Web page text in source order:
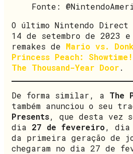
Fonte:
O último Nintendo Direct
14 de setembro de 2023
remakes de Mario vs.
Princess Peach: Showtime!
The Thousand-Year Door.
De forma similar, a The
também anunciou o seu
Presents, que desta vez
dia 27 de fevereiro, dia
da primeira geração de
chegaram no dia 27 de